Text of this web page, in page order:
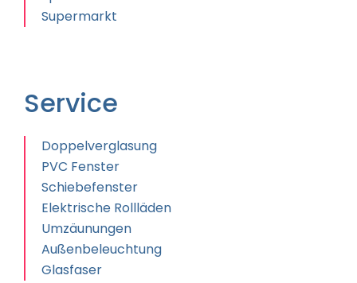
Supermarkt
Service
Doppelverglasung
PVC Fenster
Schiebefenster
Elektrische Rollläden
Umzäunungen
Außenbeleuchtung
Glasfaser